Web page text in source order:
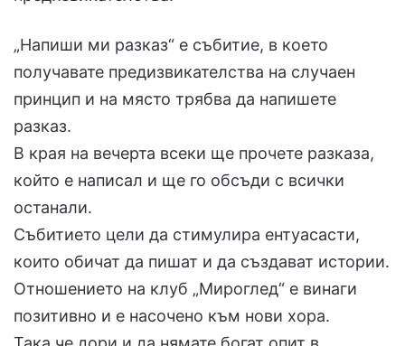
„Напиши ми разказ“ е събитие, в което
получавате предизвикателства на случаен
принцип и на място трябва да напишете
разказ.
В края на вечерта всеки ще прочете разказа,
който е написал и ще го обсъди с всички
останали.
Събитието цели да стимулира ентуасасти,
които обичат да пишат и да създават истории.
Отношението на клуб „Мироглед“ е винаги
позитивно и е насочено към нови хора.